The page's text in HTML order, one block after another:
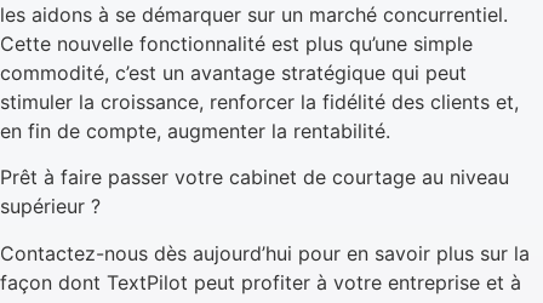
les aidons à se démarquer sur un marché concurrentiel.
Cette nouvelle fonctionnalité est plus qu’une simple
commodité, c’est un avantage stratégique qui peut
stimuler la croissance, renforcer la fidélité des clients et,
en fin de compte, augmenter la rentabilité.
Prêt à faire passer votre cabinet de courtage au niveau
supérieur ?
Contactez-nous dès aujourd’hui pour en savoir plus sur la
façon dont TextPilot peut profiter à votre entreprise et à